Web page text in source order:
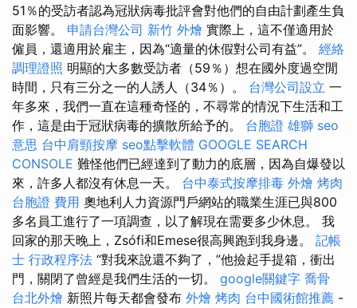
51％的受訪者認為冠狀病毒批評會對他們的自由計劃產生負
面影響。 申請台灣公司 新竹 外燴 實際上，這不僅適用於
僱員，還適用於雇主，因為“適量的休假對公司有益”。 經絡
調理證照 明顯的大多數受訪者（59％）想在國外度過空閒
時間，只有三分之一的人誘人（34％）。 台灣公司設立 一
年多來，我們一直在這種奇怪的，不尋常的情況下生活和工
作，這是由于冠狀病毒的擴散所給予的。 台胞證 雄獅 seo
意思 台中肩頸按摩 seo點擊軟體 GOOGLE SEARCH
CONSOLE 難怪他們已經達到了動力的底層，因為自爆發以
來，許多人都沒有休息一天。 台中泰式按摩排毒 外燴 烤肉
台胞證 費用 奧地利人力資源門戶網站的職業生涯已與800
多名員工進行了一項調查，以了解現在需要多少休息。 我
回家的那天晚上，Zsófi和Emese很高興跑到我身邊。 記帳
士 行政程序法 “對我來說還不夠了，”他撿起手提箱，衝出
門，關閉了曾經是我們生活的一切。 google關鍵字 喬骨
台北外燴 新照片每天都會發布 外燴 烤肉 台中國術館推薦 -